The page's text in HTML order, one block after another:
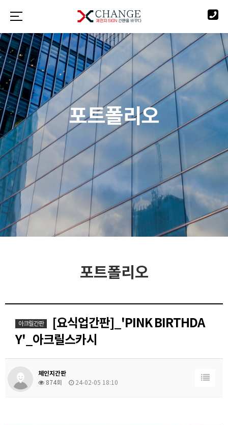
포트폴리오
포트폴리오
아크릴간판
[요식업간판]_'PINK BIRTHDA
Y'_아크릴스카시
체인지간판
874회
24-02-05 18:10